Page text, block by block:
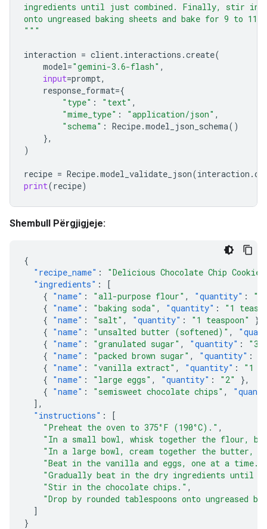
ingredients until just combined. Finally, stir in
onto ungreased baking sheets and bake for 9 to 11
"""
interaction = client. interactions .create(
model="gemini-3.6-flash" ,
input=prompt,
response_format={
"type" : "text" ,
"mime_type" : "application/json" ,
"schema" : Recipe.model_json_schema()
},
)
recipe = Recipe.model_validate_json(interaction .
print(recipe)
Shembull Përgjigjeje:
{
"recipe_name" :
"Delicious Chocolate Chip
"ingredients" :
[
{ "name" : "all-purpose flour" , "quantity" :
"2
{ "name" : "baking soda" , "quantity" :
"1
{ "name" : "salt" , "quantity" : "1 teaspoon"
},
{ "name" : "unsalted butter (softened)" ,
{ "name" : "granulated sugar" , "quantity" :
"3/
{ "name" : "packed brown sugar" , "quantity" :
{ "name" : "vanilla extract" , "quantity" :
"1
{ "name" : "large eggs" , "quantity" : "2"
},
{ "name" : "semisweet chocolate chips" ,
],
"instructions" :
[
"Preheat the oven to 375°F (190°C)." ,
"In a small bowl, whisk together the flour,
"In a large bowl, cream together the butter,
"Beat in the vanilla and eggs, one at a time."
"Gradually beat in the dry ingredients until
"Stir in the chocolate chips." ,
"Drop by rounded tablespoons onto ungreased
]
}